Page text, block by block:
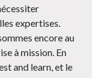
expertises.
encore au
à mission. En
and learn, et le